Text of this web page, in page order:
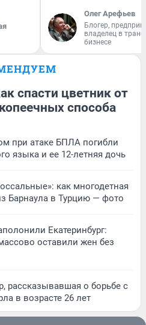
Олег Арефьев
Блогер,
владелец в
бизнесе
спасти цветник от
способа
при атаке БПЛА погибли
языка и ее 12-летняя дочь
как многодетная
Барнаула в Турцию — фото
Екатеринбург:
оставили жен без
рассказывавшая о борьбе с
в возрасте 26 лет